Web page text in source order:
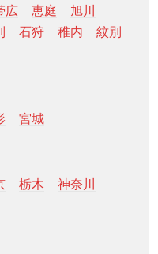
広 恵庭
旭川
石狩 稚内
紋別
宮城
栃木
神奈川